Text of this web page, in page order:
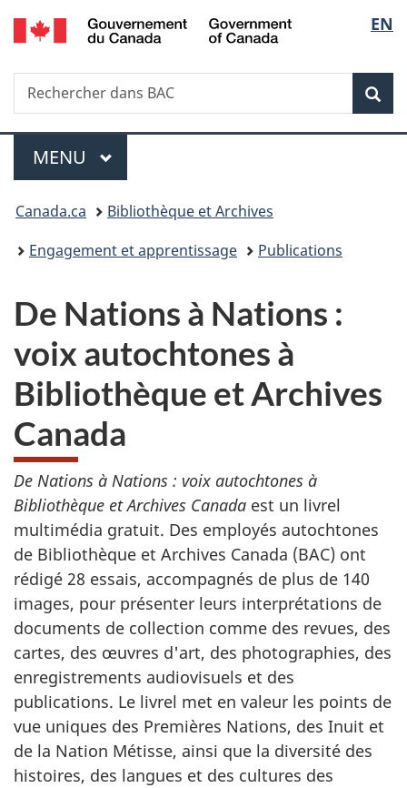
Passer
au
Passer
à
du
Passer
à
simplifiée
de
la
EN
Recherche
Rechercher
dans
Menu
MENU PRINCIPAL
Vous
êtes
Canada.ca
Bibliothèque et Archives
Engagement et apprentissage
Publications
De Nations à Nations :
voix autochtones à
Bibliothèque et Archives
Canada
De Nations à Nations : voix autochtones à
Bibliothèque et Archives Canada est un livrel
multimédia gratuit. Des employés autochtones
de Bibliothèque et Archives Canada (BAC) ont
rédigé 28 essais, accompagnés de plus de 140
images, pour présenter leurs interprétations de
documents de collection comme des revues, des
cartes, des œuvres d'art, des photographies, des
enregistrements audiovisuels et des
publications. Le livrel met en valeur les points de
vue uniques des Premières Nations, des Inuit et
de la Nation Métisse, ainsi que la diversité des
histoires, des langues et des cultures des